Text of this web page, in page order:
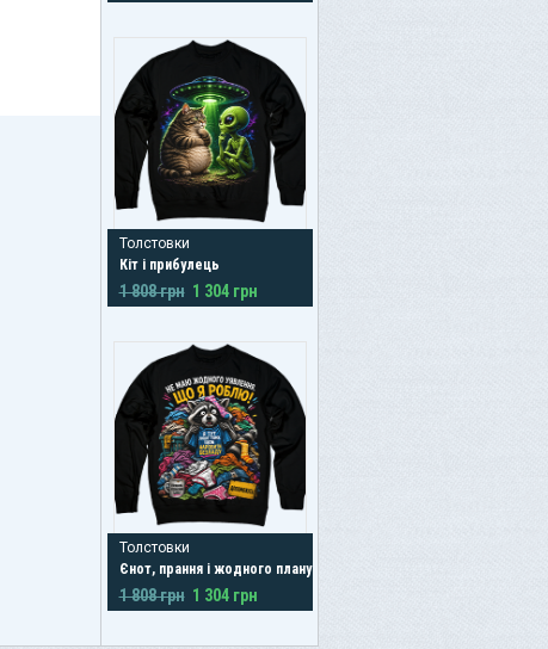
Толстовки
Кіт і прибулець
1 808 грн 1 304 грн
Толстовки
Єнот, прання і жодного плану
1 808 грн 1 304 грн